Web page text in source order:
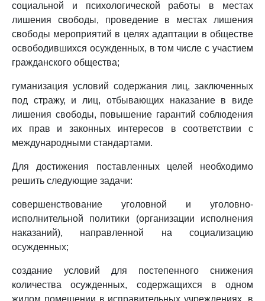
социальной и психологической работы в местах
лишения свободы, проведение в местах лишения
свободы мероприятий в целях адаптации в обществе
освободившихся осужденных, в том числе с участием
гражданского общества;
гуманизация условий содержания лиц, заключенных
под стражу, и лиц, отбывающих наказание в виде
лишения свободы, повышение гарантий соблюдения
их прав и законных интересов в соответствии с
международными стандартами.
Для достижения поставленных целей необходимо
решить следующие задачи:
совершенствование уголовной и уголовно-
исполнительной политики (организации исполнения
наказаний), направленной на социализацию
осужденных;
создание условий для постепенного снижения
количества осужденных, содержащихся в одном
жилом помещении в исправительных учреждениях, в